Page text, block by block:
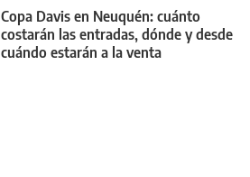
Copa Davis en Neuquén: cuánto
costarán las entradas, dónde y desde
cuándo estarán a la venta